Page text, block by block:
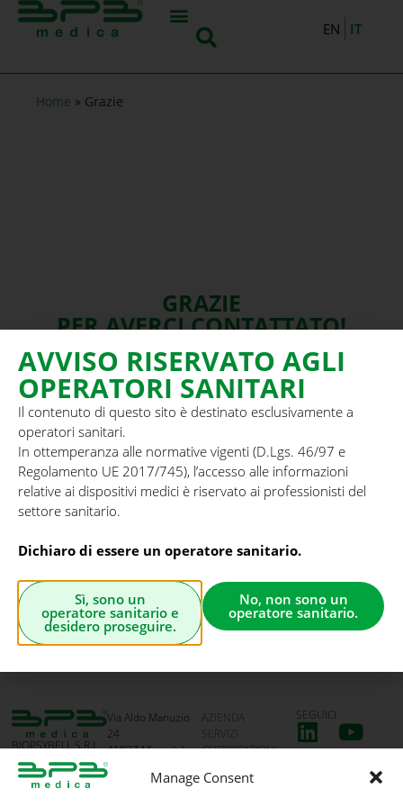
Manage Consent
EN IT
Home » Grazie
GRAZIE
PER AVERCI CONTATTATO!
Abbiamo ricevuto il tuo messaggio e ti contatteremo il
Nel frattempo, continua ad esplorare quello che
facciamo: qualcosa di positivo si sta già muovendo!
A prestissimo!
BIOPSYBELL S.R.L.
SOCIETÀ
UNIPERSONALE
Via Aldo Manuzio
24
41037 Mirandola
(MO) – Italy
C.F./P. IVA
AZIENDA
SERVIZI
CERTIFICAZIONI
CONTATTI
SEGUICI
AVVISO RISERVATO AGLI
OPERATORI SANITARI
Il contenuto di questo sito è destinato esclusivamente a
operatori sanitari.
In ottemperanza alle normative vigenti (D.Lgs. 46/97 e
Regolamento UE 2017/745), l’accesso alle informazioni
relative ai dispositivi medici è riservato ai professionisti del
settore sanitario.
Dichiaro di essere un operatore sanitario.
Sì, sono un
operatore sanitario e
desidero proseguire.
No, non sono un
operatore sanitario.